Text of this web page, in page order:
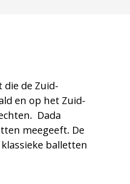
de Zuid-
en op het Zuid-
Dada
meegeeft. De
balletten